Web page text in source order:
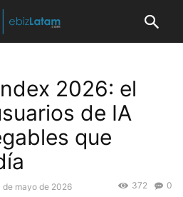
2026: el
de IA
que
de mayo de 2026 0
372